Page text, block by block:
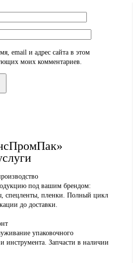
email и адрес сайта в этом
моих комментариев.
под вашим брендом:
спецленты, пленки. Полный цикл
до доставки.
упаковочного
инструмента. Запчасти в наличии